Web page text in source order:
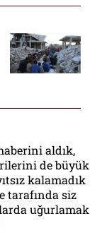
aldık,
de büyük
kalamadık
tarafında siz
uğurlamak